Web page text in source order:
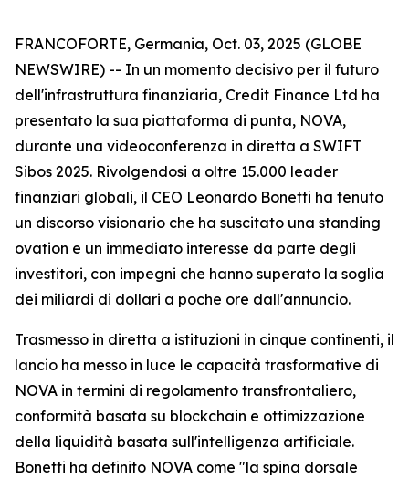
FRANCOFORTE, Germania, Oct. 03, 2025 (GLOBE
NEWSWIRE) -- In un momento decisivo per il futuro
dell'infrastruttura finanziaria, Credit Finance Ltd ha
presentato la sua piattaforma di punta, NOVA,
durante una videoconferenza in diretta a SWIFT
Sibos 2025. Rivolgendosi a oltre 15.000 leader
finanziari globali, il CEO Leonardo Bonetti ha tenuto
un discorso visionario che ha suscitato una standing
ovation e un immediato interesse da parte degli
investitori, con impegni che hanno superato la soglia
dei miliardi di dollari a poche ore dall'annuncio.
Trasmesso in diretta a istituzioni in cinque continenti, il
lancio ha messo in luce le capacità trasformative di
NOVA in termini di regolamento transfrontaliero,
conformità basata su blockchain e ottimizzazione
della liquidità basata sull'intelligenza artificiale.
Bonetti ha definito NOVA come "la spina dorsale